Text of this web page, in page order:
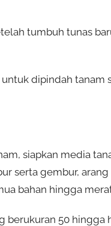
tumbuh tunas
dipindah tanam
siapkan media
serta gembur,
bahan hingga
50 hingga